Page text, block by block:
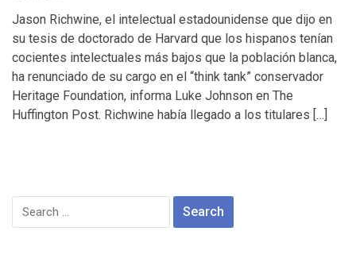
Jason Richwine, el intelectual estadounidense que dijo en
su tesis de doctorado de Harvard que los hispanos tenían
cocientes intelectuales más bajos que la población blanca,
ha renunciado de su cargo en el “think tank” conservador
Heritage Foundation, informa Luke Johnson en The
Huffington Post. Richwine había llegado a los titulares […]
Search
for: